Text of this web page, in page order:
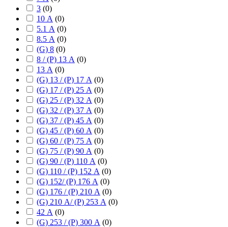
3 (0)
10 А (0)
5.1 А (0)
8.5 А (0)
(G) 8 (0)
8 / (P) 13 А (0)
13 А (0)
(G) 13 / (P) 17 А (0)
(G) 17 / (P) 25 А (0)
(G) 25 / (P) 32 А (0)
(G) 32 / (P) 37 А (0)
(G) 37 / (P) 45 А (0)
(G) 45 / (P) 60 А (0)
(G) 60 / (P) 75 А (0)
(G) 75 / (P) 90 А (0)
(G) 90 / (P) 110 А (0)
(G) 110 / (P) 152 А (0)
(G) 152/ (P) 176 А (0)
(G) 176 / (P) 210 А (0)
(G) 210 А/ (P) 253 А (0)
42 А (0)
(G) 253 / (P) 300 А (0)